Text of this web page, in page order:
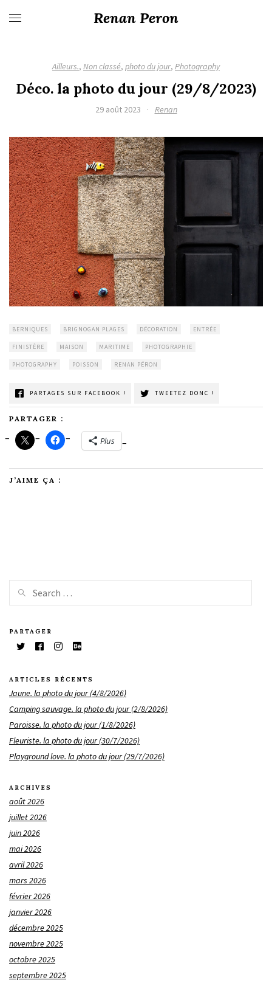
Renan Peron
Ailleurs., Non classé, photo du jour, Photography
Déco. la photo du jour (29/8/2023)
29 août 2023 · Renan
BERNIQUES BRIGNOGAN PLAGES DÉCORATION ENTRÉE
FINISTÈRE MAISON MARITIME PHOTOGRAPHIE
PHOTOGRAPHY POISSON RENAN PÉRON
PARTAGES SUR FACEBOOK ! TWEETEZ DONC !
PARTAGER :
Plus
J’AIME ÇA :
PARTAGER
ARTICLES RÉCENTS
Jaune. la photo du jour (4/8/2026)
Camping sauvage. la photo du jour (2/8/2026)
Paroisse. la photo du jour (1/8/2026)
Fleuriste. la photo du jour (30/7/2026)
Playground love. la photo du jour (29/7/2026)
ARCHIVES
août 2026
juillet 2026
juin 2026
mai 2026
avril 2026
mars 2026
février 2026
janvier 2026
décembre 2025
novembre 2025
octobre 2025
septembre 2025